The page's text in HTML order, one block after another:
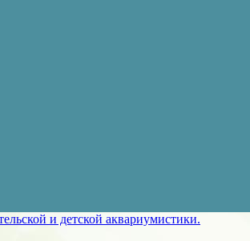
и детской аквариумистики.